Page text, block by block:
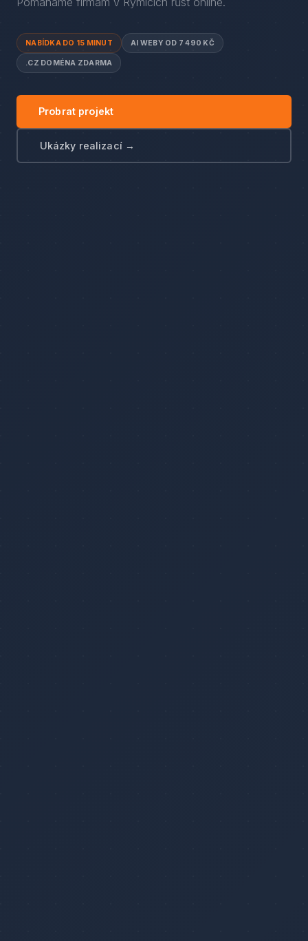
NABÍDKA DO 15 MINUT AI WEBY OD 7 490 KČ
.CZ DOMÉNA ZDARMA
Probrat projekt
Ukázky realizací →